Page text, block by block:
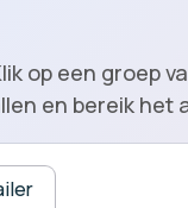
op een groep
en bereik het